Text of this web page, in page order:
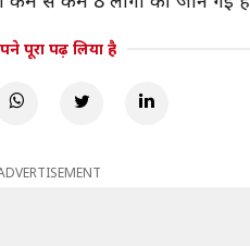
पूरा पढ़ लिया है